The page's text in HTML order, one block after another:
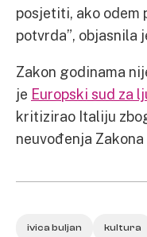
posjetiti, ako odem
potvrda”, objasnila
Zakon godinama
je Europski sud za
kritizirao Italiju
neuvođenja
ivica buljan kultura